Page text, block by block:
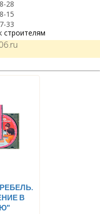
28
15
33
строителям
В